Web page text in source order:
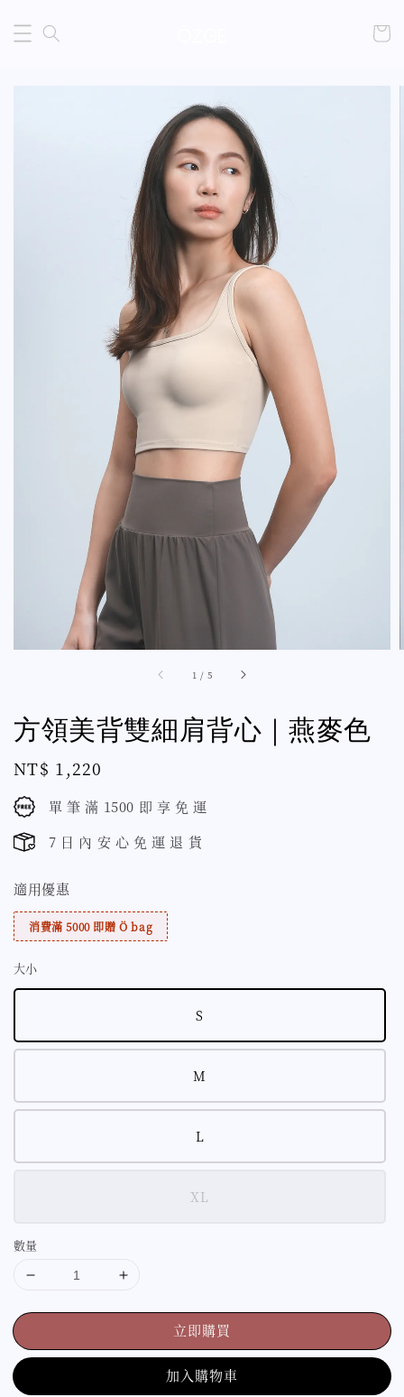
1 / 5
方領美背雙細肩背心｜燕麥色
Regular
price
NT$ 1,220
單 筆 滿 1500 即 享 免 運
7 日 內 安 心 免 運 退 貨
適用優惠
消費滿 5000 即贈 Ö bag
大小
S
M
L
XL
數量
立即購買
加入購物車